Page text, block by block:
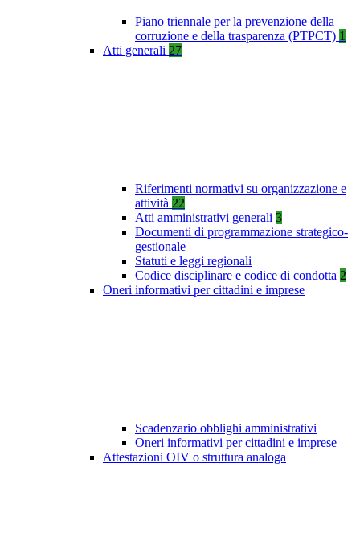
Piano triennale per la prevenzione della
corruzione e della trasparenza (PTPCT) 1
Atti generali 27
Riferimenti normativi su organizzazione e
attività 22
Atti amministrativi generali 3
Documenti di programmazione strategico-
gestionale
Statuti e leggi regionali
Codice disciplinare e codice di condotta 2
Oneri informativi per cittadini e imprese
Scadenzario obblighi amministrativi
Oneri informativi per cittadini e imprese
Attestazioni OIV o struttura analoga